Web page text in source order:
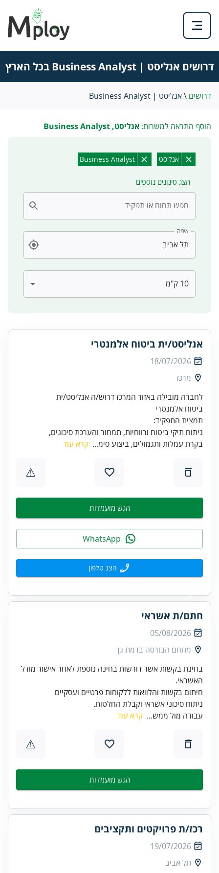
דרושים אנליסט | Business Analyst בכל הארץ
דרושים \אנליסט | Business Analyst
הוסף התראה למשרות: אנליסט, Business Analyst
אנליסט Business Analyst
הצג סינונים נוספים
חפש תחום או תפקיד
איפה
אנליסט/ית ביטוח אלמנטרי
18/07/2026
מרכז
ביטוח אלמנטרי
ניתוח תיקי ביטוח ורווחיות, תמחור והערכת סיכונים,
בקרת עמלות ותגמולים, ביצוע סימ... קרא עוד
⚠
הגש מועמדות
הצג טלפון
חתם/ת אשראי
05/08/2026
מתחם הבורסה ברמת גן
בחינת בקשות אשר דורשות בחינה נוספת לאחר אישור מודל
ניתוח סיכוני אשראי וקבלת החלטות.
עבודה מול ממש... קרא עוד
⚠
הגש מועמדות
רכז/ת פרויקטים ותקציבים
19/07/2026
תל אביב